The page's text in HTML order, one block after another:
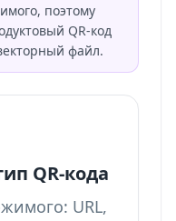
поэтому
QR-код
файл.
QR-кода
URL,